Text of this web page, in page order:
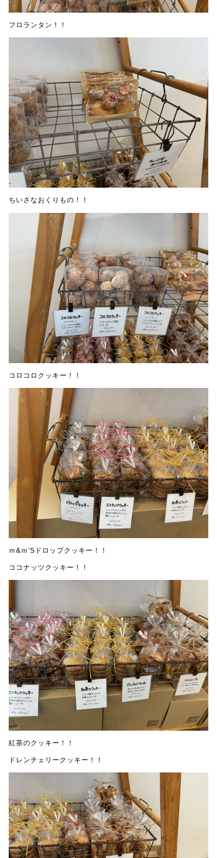
フロランタン！！
ちいさなおくりもの！！
コロコロクッキー！！
ｍ&ｍ’Sドロップクッキー！！
ココナッツクッキー！！
紅茶のクッキー！！
ドレンチェリークッキー！！